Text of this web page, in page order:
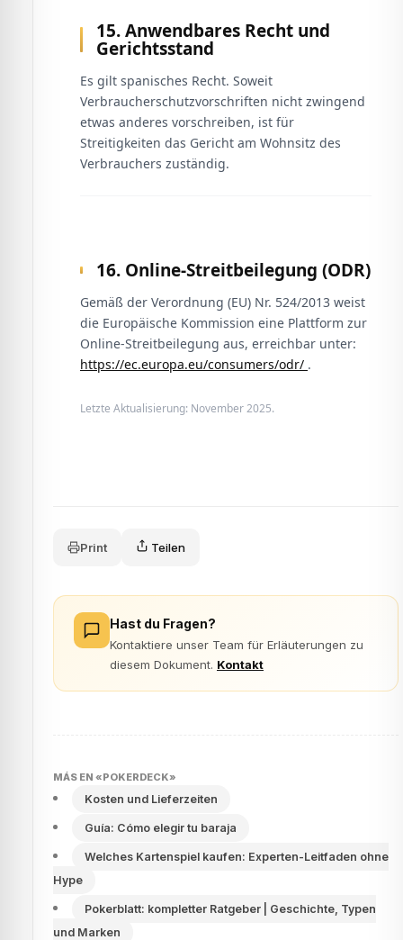
15. Anwendbares Recht und
Gerichtsstand
Es gilt spanisches Recht. Soweit
Verbraucherschutzvorschriften nicht zwingend
etwas anderes vorschreiben, ist für
Streitigkeiten das Gericht am Wohnsitz des
Verbrauchers zuständig.
16. Online-Streitbeilegung (ODR)
Gemäß der Verordnung (EU) Nr. 524/2013 weist
die Europäische Kommission eine Plattform zur
Online-Streitbeilegung aus, erreichbar unter:
https://ec.europa.eu/consumers/odr/ .
Letzte Aktualisierung: November 2025.
Print Teilen
Hast du Fragen?
Kontaktiere unser Team für Erläuterungen zu
diesem Dokument. Kontakt
MÁS EN «POKERDECK»
Kosten und Lieferzeiten
Guía: Cómo elegir tu baraja
Welches Kartenspiel kaufen: Experten-Leitfaden ohne
Hype
Pokerblatt: kompletter Ratgeber | Geschichte, Typen
und Marken